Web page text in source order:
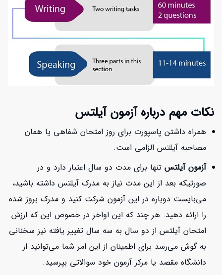
نکات مهم درباره آزمون آیلتس
همراه داشتن پاسپورت برای روز امتحان شفاهی یا همان
مصاحبه آیلتس الزامی است.
آزمون آیلتس تنها برای مدت دو سال اعتبار دارد و در
صورتیکه بعد از این مدت نیاز به مدرک آیلتس داشته باشید،
می‌بایست دوباره در این آزمون شرکت کنید و مدرک بروز شده
را ارائه دهید. هر چند که این اواخر در خصوص این که ارزش
امتحان آیلتس از دو سال به سه سال تغییر یافته نیز سخنانی
به گوش می‌رسد برای اطمینان از این امر شما می‌توانید از
دانشگاه مقصد یا مرکز آزمون خود سوالاتی بپرسید.